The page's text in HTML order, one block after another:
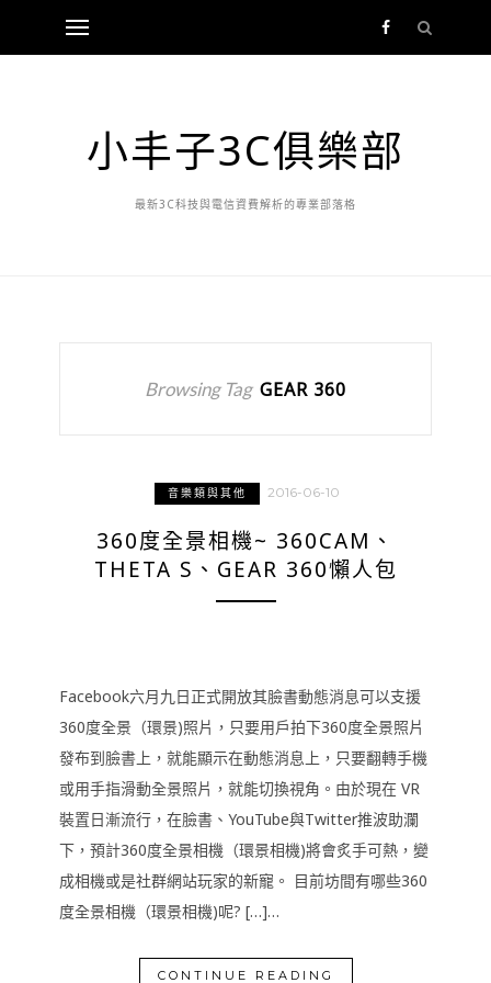
小丰子3C俱樂部
最新3C科技與電信資費解析的專業部落格
Browsing Tag GEAR 360
音樂類與其他 2016-06-10
360度全景相機~ 360CAM、
THETA S、GEAR 360懶人包
Facebook六月九日正式開放其臉書動態消息可以支援
360度全景（環景)照片，只要用戶拍下360度全景照片
發布到臉書上，就能顯示在動態消息上，只要翻轉手機
或用手指滑動全景照片，就能切換視角。由於現在 VR
裝置日漸流行，在臉書、YouTube與Twitter推波助瀾
下，預計360度全景相機（環景相機)將會炙手可熱，變
成相機或是社群網站玩家的新寵。 目前坊間有哪些360
度全景相機（環景相機)呢? […]…
CONTINUE READING